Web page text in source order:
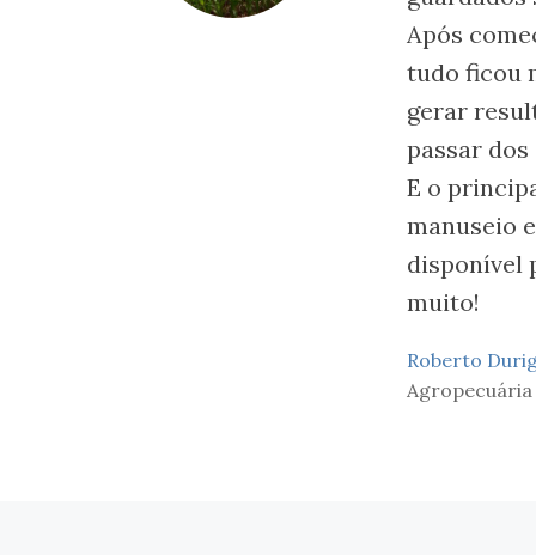
Após
tudo ficou
gerar
passar dos
E o
manuseio
disponível
muito!
Roberto
Agropecuária